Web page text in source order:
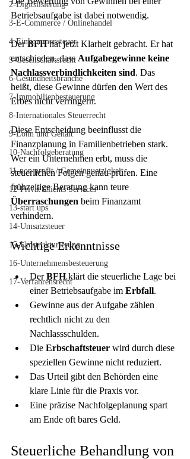
2-Digitslisierung
3-E-Commerce / Onlinehandel
4-Einkommensteuer
5-Gesellschaftsrecht
6-Gesundheitsbranche
7-Immobilienbesteuerung
8-Internationales Steuerrecht
9-Lohn und Gehalt
10-Nachfolgeberatung
11-non profit / Gemeinnuetzigkeit
12-Privat Clients Services
13-start ups
14-Umsatzsteuer
15-Umstrukturierung
16-Unternehmensbesteuerung
17-Verfahrensrecht
Betriebsaufgabe ist dabei notwendig.
Der BFH hat jetzt Klarheit gebracht. Er hat
entschieden, dass Aufgabegewinne keine
Nachlassverbindlichkeiten sind. Das
heißt, diese Gewinne dürfen den Wert des
Erbes nicht verringern.
Diese Entscheidung beeinflusst die
Finanzplanung in Familienbetrieben stark.
Wer ein Unternehmen erbt, muss die
steuerlichen Folgen genau prüfen. Eine
frühzeitige Beratung kann teure
Überraschungen beim Finanzamt
verhindern.
Wichtige Erkenntnisse
Der BFH klärt die steuerliche Lage bei
einer Betriebsaufgabe im Erbfall.
Gewinne aus der Aufgabe zählen
rechtlich nicht zu den
Nachlassschulden.
Die Erbschaftsteuer wird durch diese
speziellen Gewinne nicht reduziert.
Das Urteil gibt den Behörden eine
klare Linie für die Praxis vor.
Eine präzise Nachfolgeplanung spart
am Ende oft bares Geld.
Steuerliche Behandlung von